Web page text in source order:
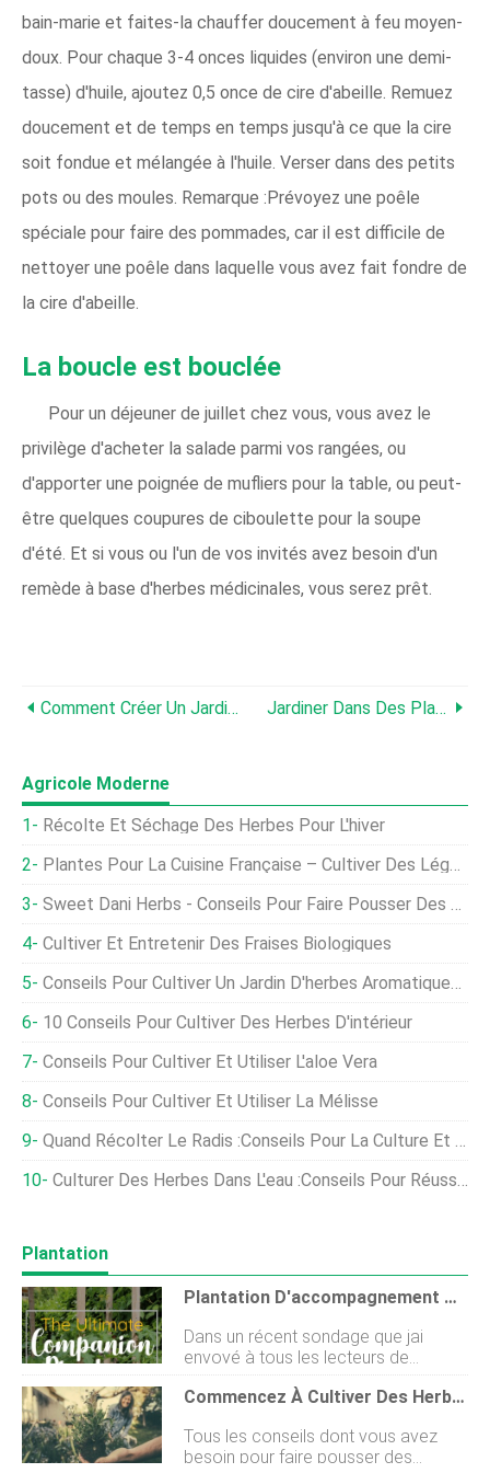
bain-marie et faites-la chauffer doucement à feu moyen-
doux. Pour chaque 3-4 onces liquides (environ une demi-
tasse) d'huile, ajoutez 0,5 once de cire d'abeille. Remuez
doucement et de temps en temps jusqu'à ce que la cire
soit fondue et mélangée à l'huile. Verser dans des petits
pots ou des moules. Remarque :Prévoyez une poêle
spéciale pour faire des pommades, car il est difficile de
nettoyer une poêle dans laquelle vous avez fait fondre de
la cire d'abeille.
La boucle est bouclée
Pour un déjeuner de juillet chez vous, vous avez le
privilège d'acheter la salade parmi vos rangées, ou
d'apporter une poignée de mufliers pour la table, ou peut-
être quelques coupures de ciboulette pour la soupe
d'été. Et si vous ou l'un de vos invités avez besoin d'un
remède à base d'herbes médicinales, vous serez prêt.
Comment Créer Un Jardin Sans Creuser Jardiner Dans Des Plates-Bandes Surélevées :conseils Pour Réussir
Agricole Moderne
Récolte Et Séchage Des Herbes Pour L'hiver
Plantes Pour La Cuisine Française – Cultiver Des Légumes Français Dans Votre Jardin
Sweet Dani Herbs - Conseils Pour Faire Pousser Des Plantes De Basilic Doux Dani
Cultiver Et Entretenir Des Fraises Biologiques
Conseils Pour Cultiver Un Jardin D'herbes Aromatiques D'intérieur
10 Conseils Pour Cultiver Des Herbes D'intérieur
Conseils Pour Cultiver Et Utiliser L'aloe Vera
Conseils Pour Cultiver Et Utiliser La Mélisse
Quand Récolter Le Radis :conseils Pour La Culture Et La Cueillette
Culturer Des Herbes Dans L'eau :conseils Pour Réussir Et 10 Options Délicieuses
Plantation
Plantation D'accompagnement Pour Les Légumes Et Les Herbes
Dans un récent sondage que jai
envoyé à tous les lecteurs de
Kitchen Garten, jai posé des
questions sur certaines de vos plus
Sans surprise, beaucoup dentre vous
ont répondu que vous souhaitiez en
Commencez À Cultiver Des Herbes
Tous les conseils dont vous avez
besoin pour faire pousser des